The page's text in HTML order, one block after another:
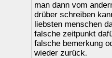
man dann vom
drüber schreiben
liebsten menschen
falsche zeitpunkt
falsche bemerkung
wieder zurück.